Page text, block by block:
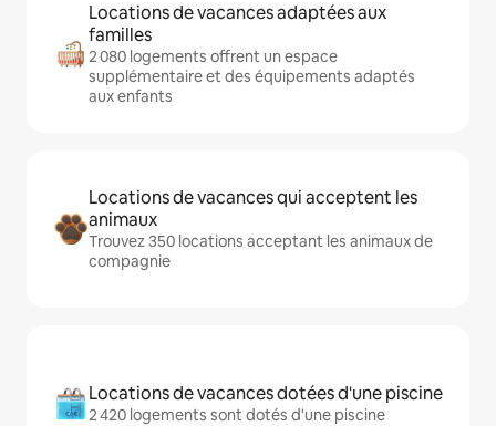
Locations de vacances adaptées aux
familles
2 080 logements offrent un espace
supplémentaire et des équipements adaptés
aux enfants
Locations de vacances qui acceptent les
animaux
Trouvez 350 locations acceptant les animaux de
compagnie
Locations de vacances dotées d'une piscine
2 420 logements sont dotés d'une piscine